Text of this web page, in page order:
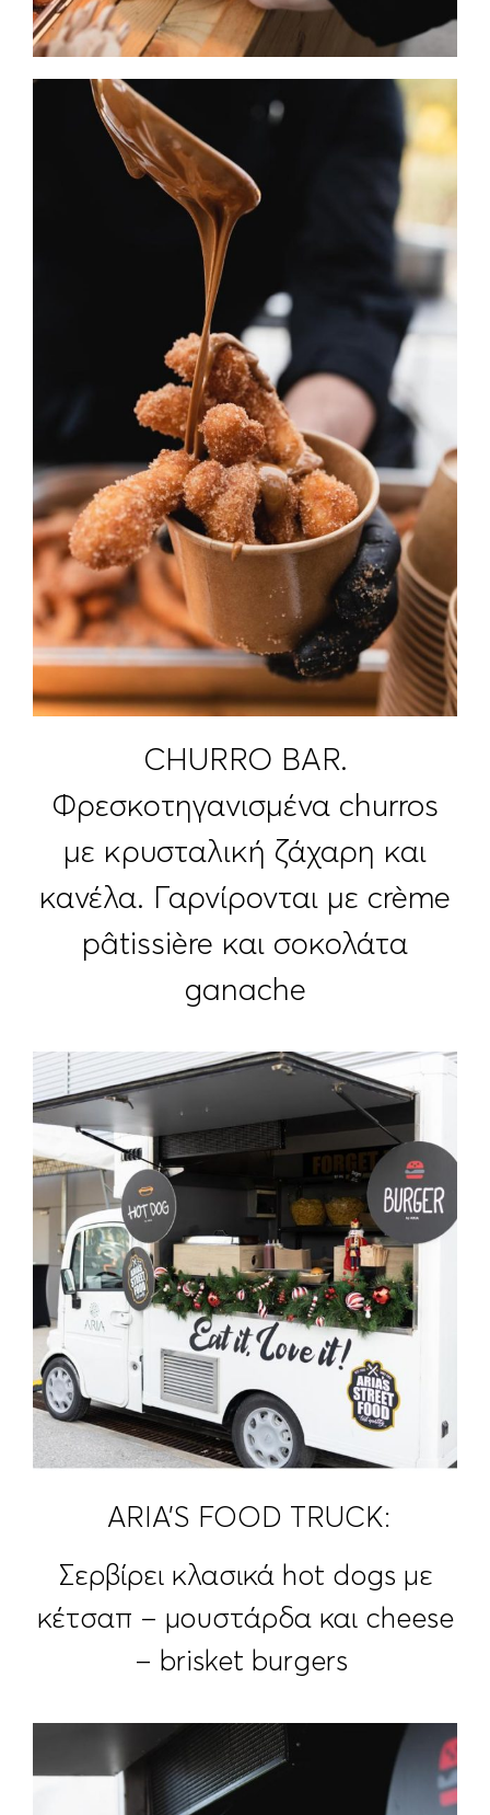
CHURRO BAR.
Φρεσκοτηγανισμένα churros
με κρυσταλική ζάχαρη και
κανέλα. Γαρνίρονται με crème
pâtissière και σοκολάτα
ganache
ARIA’S FOOD TRUCK:
Σερβίρει κλασικά hot dogs με
κέτσαπ – μουστάρδα και cheese
– brisket burgers